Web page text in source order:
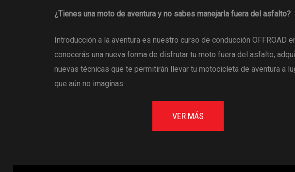
¿Tienes una moto de aventura y no sabes manejarla fuera del asfalto?
Introducción a la aventura es nuestro curso de conducción OFFROAD
conocerás una nueva forma de disfrutar tu moto fuera del asfalto,
nuevas técnicas que te permitirán llevar tu motocicleta de aventura a
que aún no imaginas.
VER MÁS